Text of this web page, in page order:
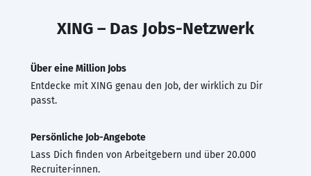
XING – Das Jobs-Netzwerk
Über eine Million Jobs
Entdecke mit XING genau den Job, der wirklich zu Dir
passt.
Persönliche Job-Angebote
Lass Dich finden von Arbeitgebern und über 20.000
Recruiter·innen.